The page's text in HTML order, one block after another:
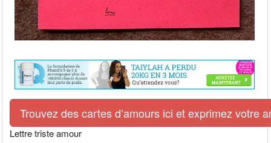
Trouvez des cartes d’amours ici et exprimez votre
Lettre triste amour